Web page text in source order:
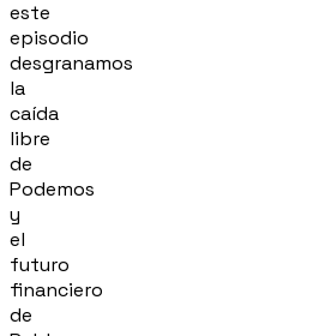
este
episodio
desgranamos
la
caída
libre
de
Podemos
y
el
futuro
financiero
de